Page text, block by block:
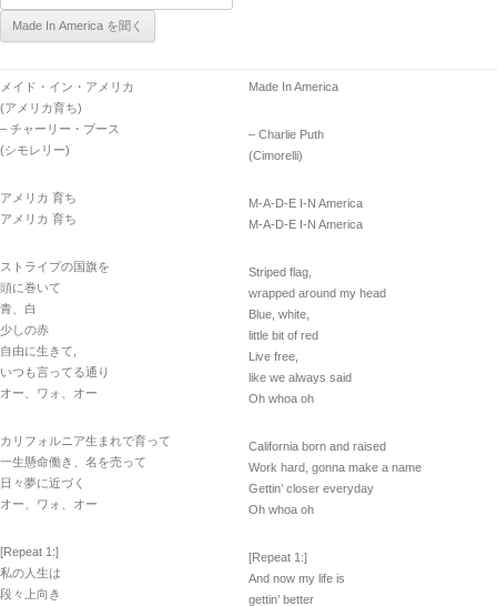
メイド・イン・アメリカ
(アメリカ育ち)
– チャーリー・プース
(シモレリー)
アメリカ 育ち
アメリカ 育ち
ストライプの国旗を
頭に巻いて
青、白
少しの赤
自由に生きて,
いつも言ってる通り
オー、ワォ、オー
カリフォルニア生まれで育って
一生懸命働き、名を売って
日々夢に近づく
オー、ワォ、オー
[Repeat 1:]
私の人生は
段々上向き
Made In America
– Charlie Puth
(Cimorelli)
M-A-D-E I-N America
M-A-D-E I-N America
Striped flag,
wrapped around my head
Blue, white,
little bit of red
Live free,
like we always said
Oh whoa oh
California born and raised
Work hard, gonna make a name
Gettin’ closer everyday
Oh whoa oh
[Repeat 1:]
And now my life is
gettin’ better